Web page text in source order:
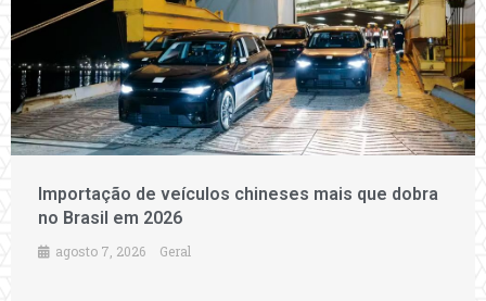
Importação de veículos chineses mais que dobra
no Brasil em 2026
agosto 7, 2026 Geral